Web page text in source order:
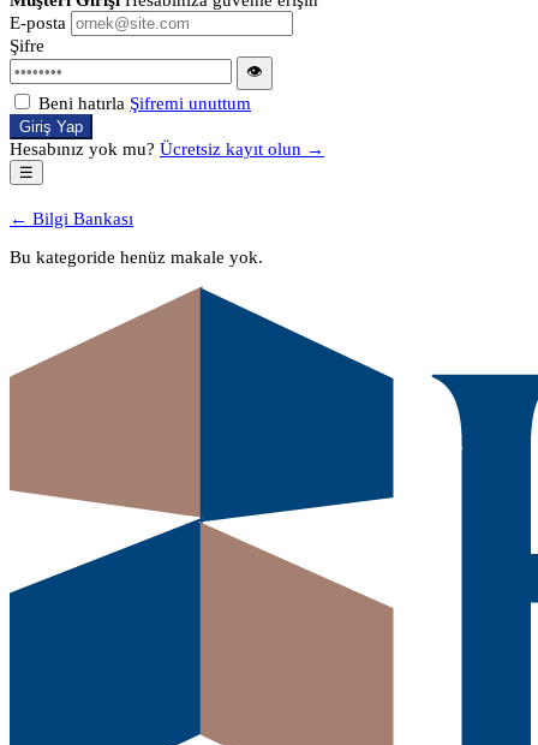
E-posta
Şifre
👁
Beni hatırla Şifremi unuttum
Giriş Yap
Hesabınız yok mu? Ücretsiz kayıt olun →
☰
← Bilgi Bankası
Bu kategoride henüz makale yok.